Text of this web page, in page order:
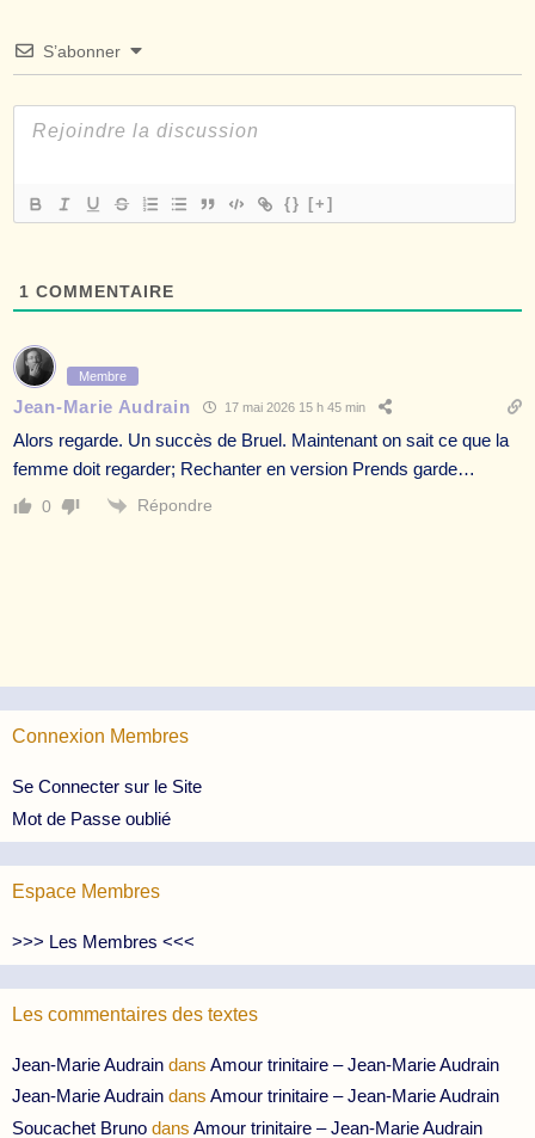
S’abonner
{} [+]
1 COMMENTAIRE
Membre
Jean-Marie Audrain 17 mai 2026 15 h 45 min
Alors regarde. Un succès de Bruel. Maintenant on sait ce que la
femme doit regarder; Rechanter en version Prends garde…
0 Répondre
Connexion Membres
Se Connecter sur le Site
Mot de Passe oublié
Espace Membres
>>> Les Membres <<<
Les commentaires des textes
Jean-Marie Audrain dans Amour trinitaire – Jean-Marie Audrain
Jean-Marie Audrain dans Amour trinitaire – Jean-Marie Audrain
Soucachet Bruno dans Amour trinitaire – Jean-Marie Audrain